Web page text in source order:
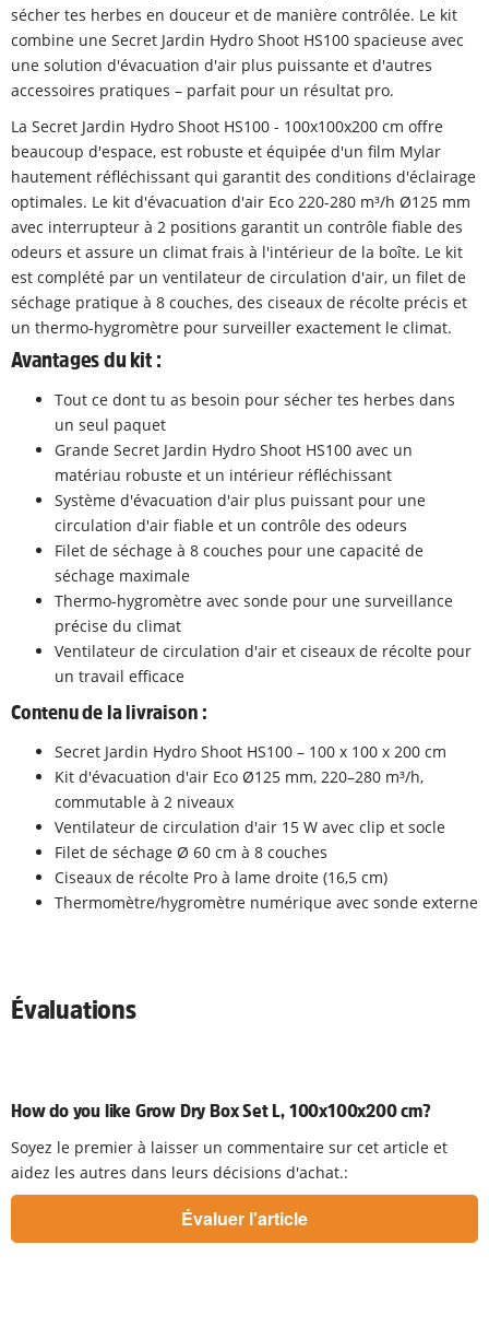
sécher tes herbes en douceur et de manière contrôlée. Le kit
combine une Secret Jardin Hydro Shoot HS100 spacieuse avec
une solution d'évacuation d'air plus puissante et d'autres
accessoires pratiques – parfait pour un résultat pro.
La Secret Jardin Hydro Shoot HS100 - 100x100x200 cm offre
beaucoup d'espace, est robuste et équipée d'un film Mylar
hautement réfléchissant qui garantit des conditions d'éclairage
optimales. Le kit d'évacuation d'air Eco 220-280 m³/h Ø125 mm
avec interrupteur à 2 positions garantit un contrôle fiable des
odeurs et assure un climat frais à l'intérieur de la boîte. Le kit
est complété par un ventilateur de circulation d'air, un filet de
séchage pratique à 8 couches, des ciseaux de récolte précis et
un thermo-hygromètre pour surveiller exactement le climat.
Avantages du kit :
Tout ce dont tu as besoin pour sécher tes herbes dans
un seul paquet
Grande Secret Jardin Hydro Shoot HS100 avec un
matériau robuste et un intérieur réfléchissant
Système d'évacuation d'air plus puissant pour une
circulation d'air fiable et un contrôle des odeurs
Filet de séchage à 8 couches pour une capacité de
séchage maximale
Thermo-hygromètre avec sonde pour une surveillance
précise du climat
Ventilateur de circulation d'air et ciseaux de récolte pour
un travail efficace
Contenu de la livraison :
Secret Jardin Hydro Shoot HS100 – 100 x 100 x 200 cm
Kit d'évacuation d'air Eco Ø125 mm, 220–280 m³/h,
commutable à 2 niveaux
Ventilateur de circulation d'air 15 W avec clip et socle
Filet de séchage Ø 60 cm à 8 couches
Ciseaux de récolte Pro à lame droite (16,5 cm)
Thermomètre/hygromètre numérique avec sonde externe
Évaluations
How do you like Grow Dry Box Set L, 100x100x200 cm?
Soyez le premier à laisser un commentaire sur cet article et
aidez les autres dans leurs décisions d'achat.: